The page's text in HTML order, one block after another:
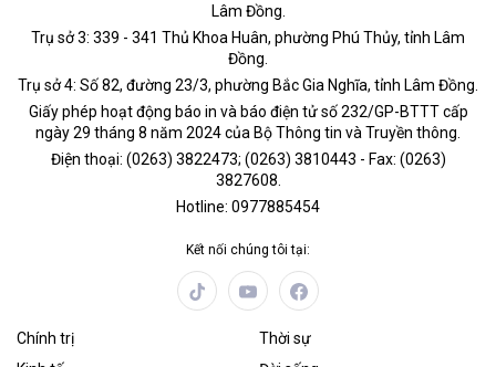
Lâm Đồng.
Trụ sở 3: 339 - 341 Thủ Khoa Huân, phường Phú Thủy, tỉnh Lâm
Đồng.
Trụ sở 4: Số 82, đường 23/3, phường Bắc Gia Nghĩa, tỉnh Lâm Đồng.
Giấy phép hoạt động báo in và báo điện tử số 232/GP-BTTT cấp
ngày 29 tháng 8 năm 2024 của Bộ Thông tin và Truyền thông.
Điện thoại: (0263) 3822473; (0263) 3810443 - Fax: (0263)
3827608.
Hotline: 0977885454
Kết nối chúng tôi tại:
Chính trị
Thời sự